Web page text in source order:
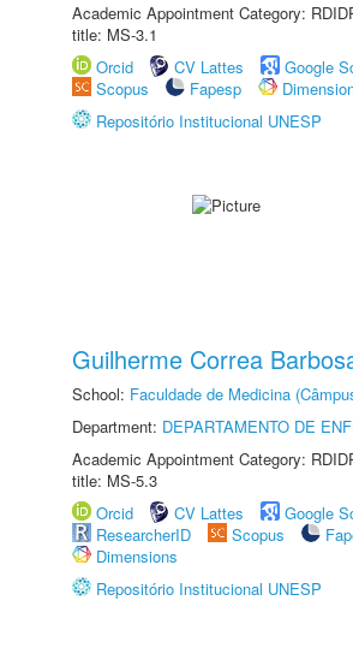
Academic Appointment Category:
title: MS-3.1
Orcid
CV Lattes
Google
Scopus
Fapesp
Repositório Institucional UNESP
Guilherme Correa
School: Faculdade de Medicina
Department: DEPARTAMENTO DE
Academic Appointment Category:
title: MS-5.3
Orcid
CV Lattes
Google
ResearcherID
Scopus
Dimensions
Repositório Institucional UNESP